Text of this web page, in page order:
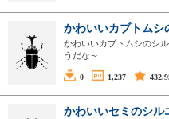
かわいいカブトム
かわいいカブトムシのシ
うだな～…
0 1,237
かわいいセミのシル